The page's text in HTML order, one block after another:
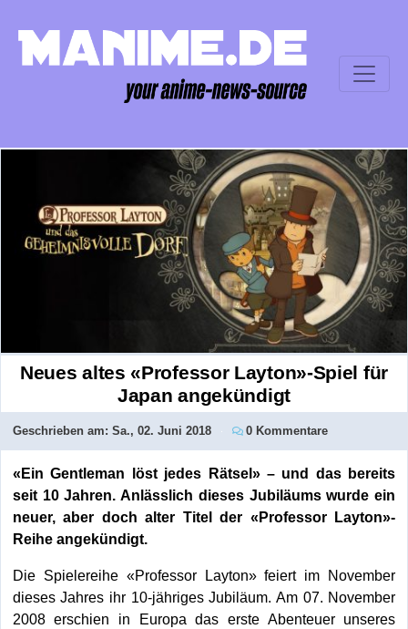
Neues altes «Professor Layton»-Spiel für
Japan angekündigt
Geschrieben am: Sa., 02. Juni 2018 0 Kommentare
«Ein Gentleman löst jedes Rätsel» – und das bereits
seit 10 Jahren. Anlässlich dieses Jubiläums wurde ein
neuer, aber doch alter Titel der «Professor Layton»-
Reihe angekündigt.
Die Spielereihe «Professor Layton» feiert im November
dieses Jahres ihr 10-jähriges Jubiläum. Am 07. November
2008 erschien in Europa das erste Abenteuer unseres